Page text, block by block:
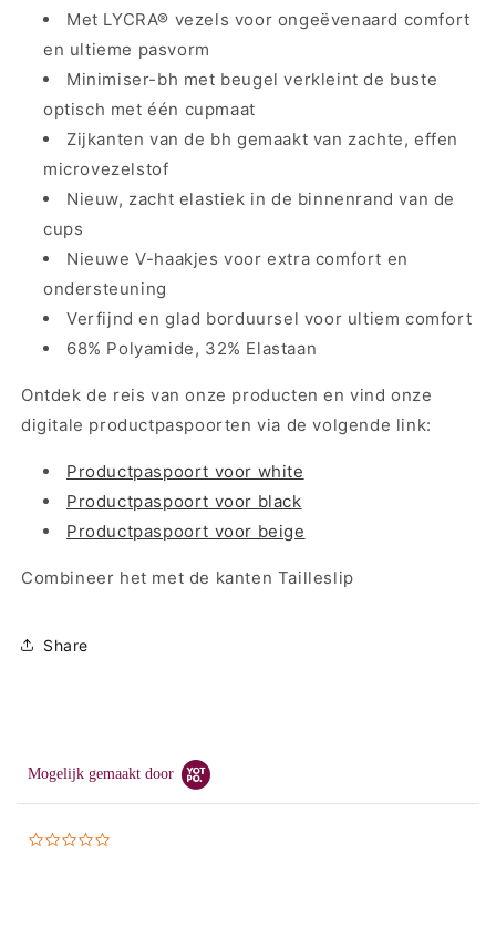
Met LYCRA® vezels voor ongeëvenaard comfort
en ultieme pasvorm
Minimiser-bh met beugel verkleint de buste
optisch met één cupmaat
Zijkanten van de bh gemaakt van zachte, effen
microvezelstof
Nieuw, zacht elastiek in de binnenrand van de
cups
Nieuwe V-haakjes voor extra comfort en
ondersteuning
Verfijnd en glad borduursel voor ultiem comfort
68% Polyamide, 32% Elastaan
Ontdek de reis van onze producten en vind onze
digitale productpaspoorten via de volgende link:
Productpaspoort voor white
Productpaspoort voor black
Productpaspoort voor beige
Combineer het met de kanten Tailleslip
Share
Mogelijk gemaakt door